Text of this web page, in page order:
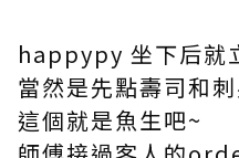
happypy 坐下后就
當然是先點壽司和
這個就是魚生吧~